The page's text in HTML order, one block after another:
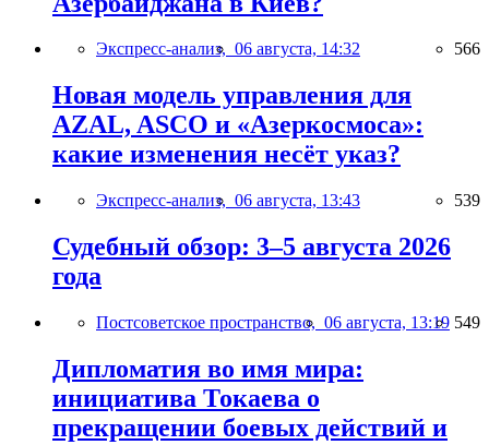
Экспресс-анализ, 06 августа, 14:32 566
Новая модель управления для
AZAL, ASCO и «Азеркосмоса»:
какие изменения несёт указ?
Экспресс-анализ, 06 августа, 13:43 539
Судебный обзор: 3–5 августа 2026
года
Постсоветское пространство, 06 августа, 13:19 549
Дипломатия во имя мира:
инициатива Токаева о
прекращении боевых действий и